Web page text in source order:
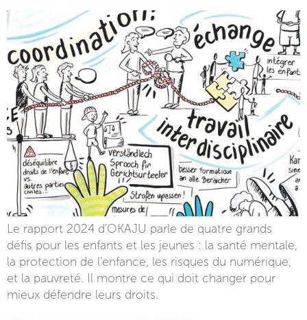
Le rapport 2024 d’OKAJU parle de quatre grands
défis pour les enfants et les jeunes : la santé mentale,
la protection de l’enfance, les risques du numérique,
et la pauvreté. Il montre ce qui doit changer pour
mieux défendre leurs droits.